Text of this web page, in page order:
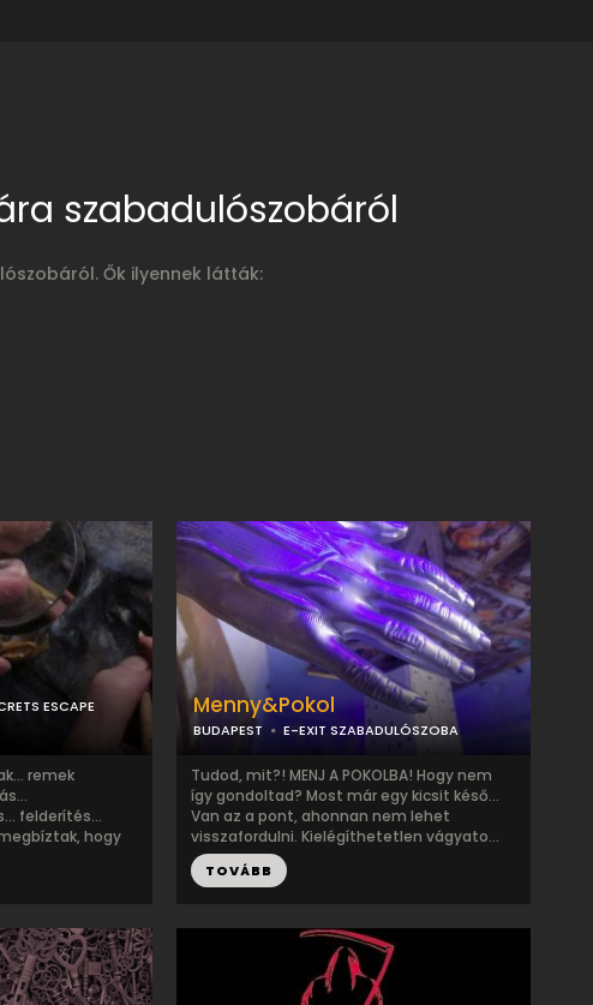
szabadulószobáról
Ők ilyennek látták:
ESCAPE
remek
felderítés...
hogy
Menny&Pokol
BUDAPEST E-EXIT SZABADULÓSZOBA
Tudod, mit?! MENJ A POKOLBA! Hogy nem
így gondoltad? Most már egy kicsit késő…
Van az a pont, ahonnan nem lehet
visszafordulni. Kielégíthetetlen vágyato...
TOVÁBB